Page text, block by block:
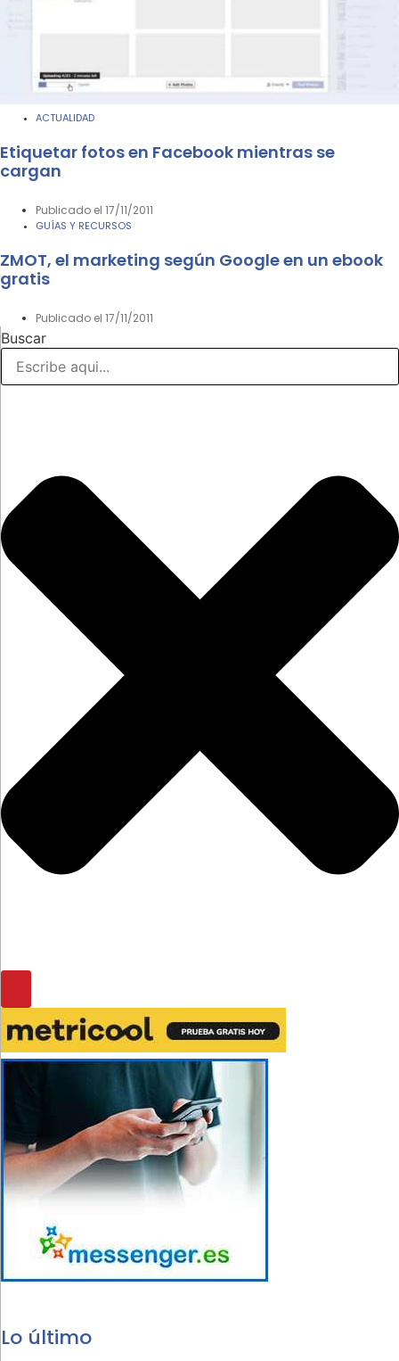
ACTUALIDAD
Etiquetar fotos en Facebook mientras se
cargan
Publicado el 17/11/2011
GUÍAS Y RECURSOS
ZMOT, el marketing según Google en un ebook
gratis
Publicado el 17/11/2011
Buscar
Lo último